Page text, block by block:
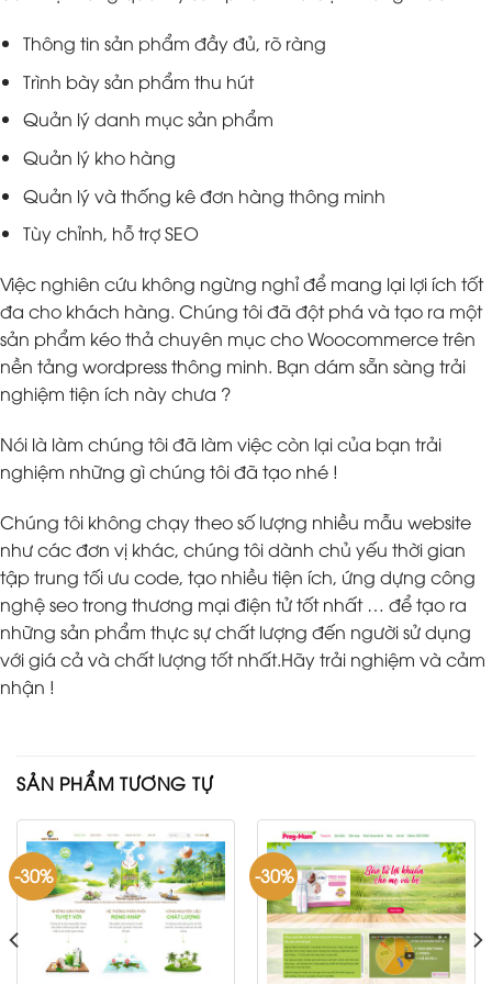
Thông tin sản phẩm đầy đủ, rõ ràng
Trình bày sản phẩm thu hút
Quản lý danh mục sản phẩm
Quản lý kho hàng
Quản lý và thống kê đơn hàng thông minh
Tùy chỉnh, hỗ trợ SEO
Việc nghiên cứu không ngừng nghỉ để mang lại lợi ích tốt
đa cho khách hàng. Chúng tôi đã đột phá và tạo ra một
sản phẩm kéo thả chuyên mục cho Woocommerce trên
nền tảng wordpress thông minh. Bạn dám sẵn sàng trải
nghiệm tiện ích này chưa ?
Nói là làm chúng tôi đã làm việc còn lại của bạn trải
nghiệm những gì chúng tôi đã tạo nhé !
Chúng tôi không chạy theo số lượng nhiều mẫu website
như các đơn vị khác, chúng tôi dành chủ yếu thời gian
tập trung tối ưu code, tạo nhiều tiện ích, ứng dựng công
nghệ seo trong thương mại điện tử tốt nhất … để tạo ra
những sản phẩm thực sự chất lượng đến người sử dụng
với giá cả và chất lượng tốt nhất.Hãy trải nghiệm và cảm
nhận !
SẢN PHẨM TƯƠNG TỰ
-30% -30%